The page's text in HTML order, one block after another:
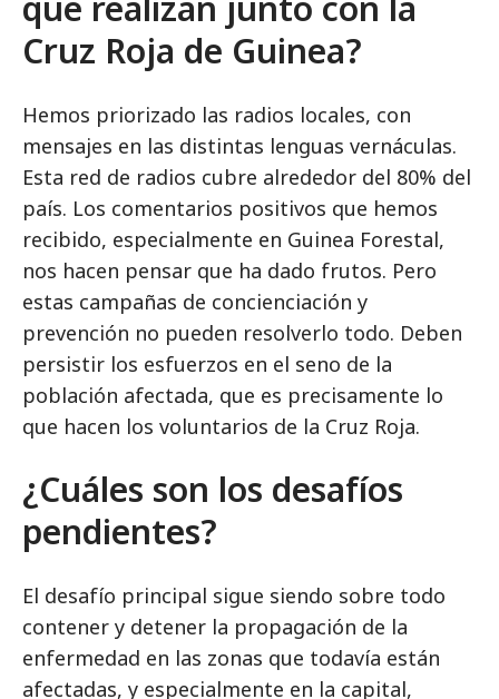
Cruz Roja de Guinea?
Hemos priorizado las radios locales, con
mensajes en las distintas lenguas vernáculas.
Esta red de radios cubre alrededor del 80% del
país. Los comentarios positivos que hemos
recibido, especialmente en Guinea Forestal,
nos hacen pensar que ha dado frutos. Pero
estas campañas de concienciación y
prevención no pueden resolverlo todo. Deben
persistir los esfuerzos en el seno de la
población afectada, que es precisamente lo
que hacen los voluntarios de la Cruz Roja.
¿Cuáles son los desafíos
pendientes?
El desafío principal sigue siendo sobre todo
contener y detener la propagación de la
enfermedad en las zonas que todavía están
afectadas, y especialmente en la capital,